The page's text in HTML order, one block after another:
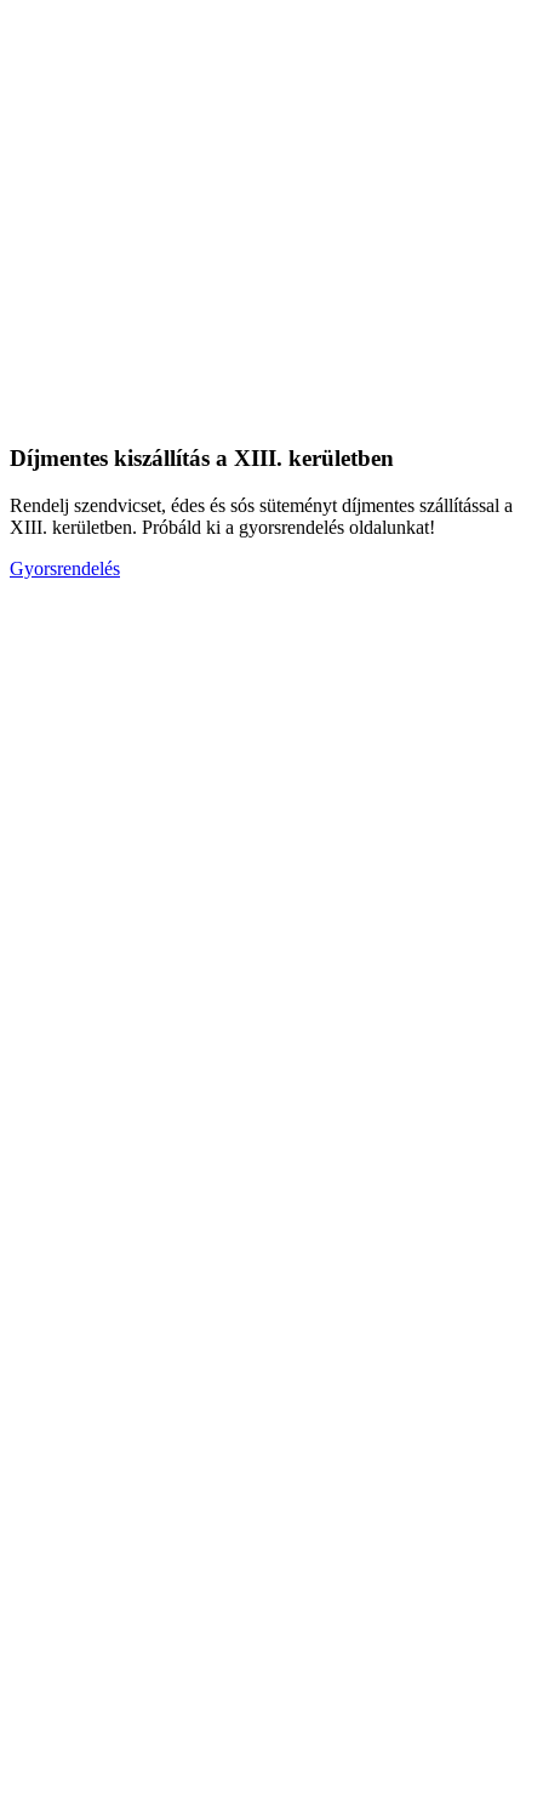
Díjmentes kiszállítás a XIII. kerületben
Rendelj szendvicset, édes és sós süteményt díjmentes szállítással a
XIII. kerületben. Próbáld ki a gyorsrendelés oldalunkat!
Gyorsrendelés